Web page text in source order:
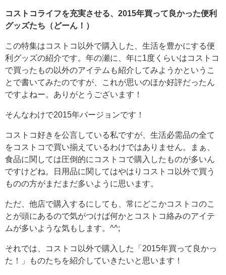
コストコライフを充実させる、2015年買って良かった便利
グッズたち（どーん！）
この特集はコストコ以外で購入した、生活を豊かにする便
利グッズの紹介です。年の瀬に、年に1度くらいはコストコ
で買ったもの以外のアイテムも紹介してみようかというこ
とで書いてみたのですが、これが思いのほか好評だったん
ですよねー。ありがとうございます！
そんなわけで2015年バージョンです！
コストコ好きを公言している私ですが、生活必需品の全て
をコストコで買い揃えているわけではありません。まぁ、
食品に関しては圧倒的にコストコで購入したものが多いん
ですけどね。日用品に関してはやはりコストコ以外で買う
ものの方がまだまだ多いように思います。
ただ、他店で購入するにしても、常にどこかコストコのこ
とが頭にあるので気がつけば何かとコストコ絡みのアイテ
ムが多いような気もします。^^;
それでは、コストコ以外で購入した「2015年買って良かっ
た！」ものたちを紹介していきたいと思います！